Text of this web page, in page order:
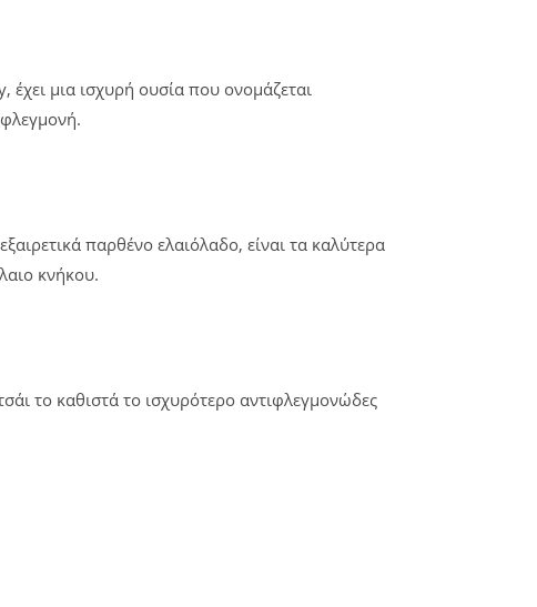
μια ισχυρή ουσία που ονομάζεται
παρθένο ελαιόλαδο, είναι τα καλύτερα
κνήκου.
το καθιστά το ισχυρότερο αντιφλεγμονώδες